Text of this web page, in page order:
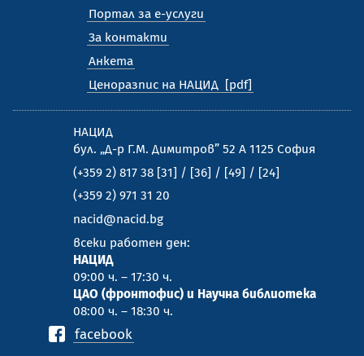
Портал за е-услуги
За контакти
Анкета
Ценоразпис на НАЦИД
НАЦИД
бул. „Д-р Г.М. Димитров” 52 А 1125 София
(+359 2) 817 38 [31] / [36] / [49] / [24]
(+359 2) 971 31 20
nacid@nacid.bg
всеки работен ден:
НАЦИД
09:00 ч. – 17:30 ч.
ЦАО (фронтофис) и Научна библиотека
08:00 ч. – 18:30 ч.
facebook